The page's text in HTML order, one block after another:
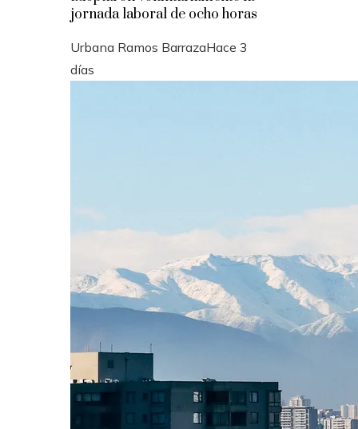
jornada laboral de ocho horas
Urbana Ramos BarrazaHace 3
días